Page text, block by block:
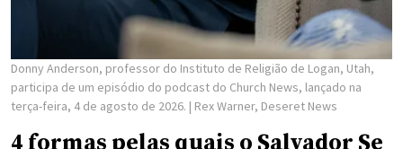
Donny Anderson, professor do Instituto de Religião de Logan, Utah,
participa de um episódio do podcast do Church News, lançado na
terça-feira, 4 de agosto de 2026. | Rex Warner, Deseret News